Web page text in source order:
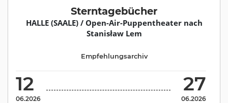
Sterntagebücher
HALLE (SAALE) / Open-Air-Puppentheater nach
Stanisław Lem
12
06.2026
27
06.2026
Empfehlungsarchiv